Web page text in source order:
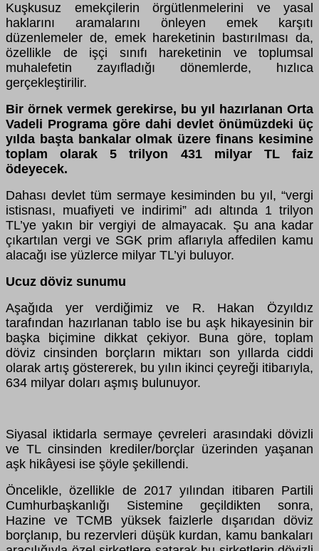
Kuşkusuz emekçilerin örgütlenmelerini ve yasal
haklarını aramalarını önleyen emek karşıtı
düzenlemeler de, emek hareketinin bastırılması da,
özellikle de işçi sınıfı hareketinin ve toplumsal
muhalefetin zayıfladığı dönemlerde, hızlıca
gerçekleştirilir.
Bir örnek vermek gerekirse, bu yıl hazırlanan Orta
Vadeli Programa göre dahi devlet önümüzdeki üç
yılda başta bankalar olmak üzere finans kesimine
toplam olarak 5 trilyon 431 milyar TL faiz
ödeyecek.
Dahası devlet tüm sermaye kesiminden bu yıl, “vergi
istisnası, muafiyeti ve indirimi” adı altında 1 trilyon
TL’ye yakın bir vergiyi de almayacak. Şu ana kadar
çıkartılan vergi ve SGK prim aflarıyla affedilen kamu
alacağı ise yüzlerce milyar TL’yi buluyor.
Ucuz döviz sunumu
Aşağıda yer verdiğimiz ve R. Hakan Özyıldız
tarafından hazırlanan tablo ise bu aşk hikayesinin bir
başka biçimine dikkat çekiyor. Buna göre, toplam
döviz cinsinden borçların miktarı son yıllarda ciddi
olarak artış göstererek, bu yılın ikinci çeyreği itibarıyla,
634 milyar doları aşmış bulunuyor.
Siyasal iktidarla sermaye çevreleri arasındaki dövizli
ve TL cinsinden krediler/borçlar üzerinden yaşanan
aşk hikâyesi ise şöyle şekillendi.
Öncelikle, özellikle de 2017 yılından itibaren Partili
Cumhurbaşkanlığı Sistemine geçildikten sonra,
Hazine ve TCMB yüksek faizlerle dışarıdan döviz
borçlanıp, bu rezervleri düşük kurdan, kamu bankaları